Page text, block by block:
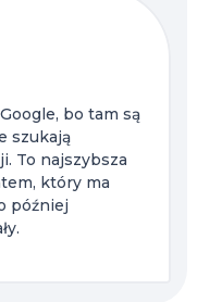
bo tam są
szukają
To najszybsza
który ma
później